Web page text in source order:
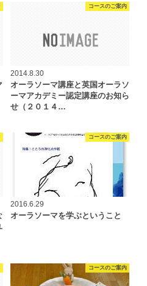
コースのご案内
2014.8.30
オーラソーマ講座と英国オーラソ
ーマアカデミー認定講座のお知ら
せ（２０１４…
コースのご案内
2016.6.29
オーラソーマを学ぶということ
コースのご案内